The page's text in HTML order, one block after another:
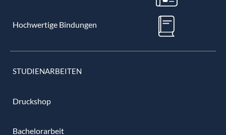
Hochwertige Bindungen
STUDIENARBEITEN
Druckshop
Bachelorarbeit